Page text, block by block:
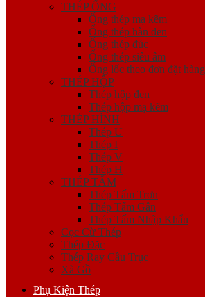
THÉP ỐNG
Ống thép mạ kẽm
Ống thép hàn đen
Ống thép đúc
Ống thép siêu âm
Ống lốc theo đơn đặt hàng
THÉP HỘP
Thép hộp đen
Thép hộp mạ kẽm
THÉP HÌNH
Thép U
Thép I
Thép V
Thép H
THÉP TẤM
Thép Tấm Trơn
Thép Tấm Gân
Thép Tấm Nhập Khẩu
Cọc Cừ Thép
Thép Đặc
Thép Ray Cầu Trục
Xà Gồ
Phụ Kiện Thép